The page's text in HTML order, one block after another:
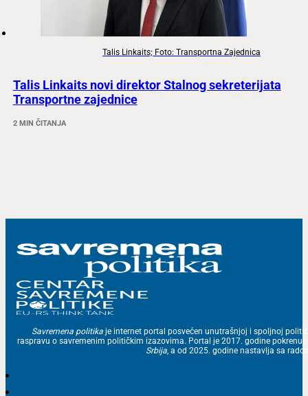
Talis Linkaits; Foto: Transportna Zajednica
Talis Linkaits novi direktor Stalnog sekreterijata
Transportne zajednice
2 MIN ČITANJA
Savremena politika je internet portal posvećen unutrašnjoj i spoljnoj
raspravu o savremenim političkim izazovima. Portal je 2017. godine
Srbija , a od 2025. godine nastavlja sa